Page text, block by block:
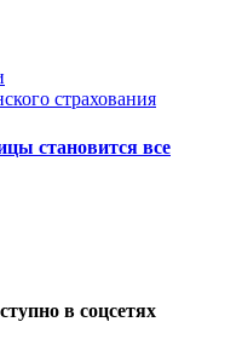
страхования
становится все
в соцсетях